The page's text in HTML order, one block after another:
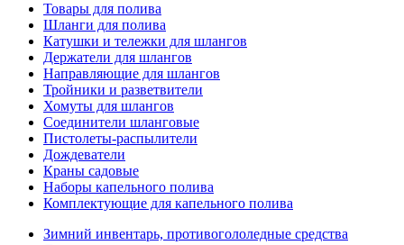
Товары для полива
Шланги для полива
Катушки и тележки для шлангов
Держатели для шлангов
Направляющие для шлангов
Тройники и разветвители
Хомуты для шлангов
Соединители шланговые
Пистолеты-распылители
Дождеватели
Краны садовые
Наборы капельного полива
Комплектующие для капельного полива
Зимний инвентарь, противогололедные средства